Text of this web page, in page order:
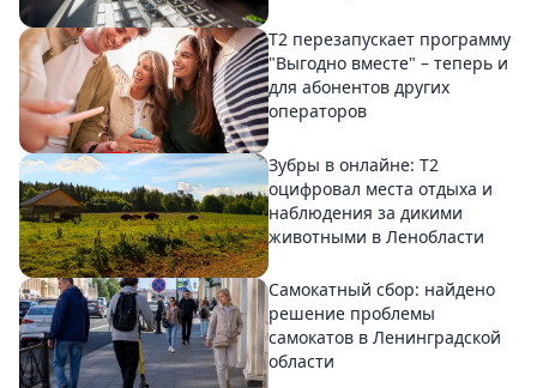
Т2 перезапускает программу
"Выгодно вместе" – теперь и
для абонентов других
операторов
Зубры в онлайне: Т2
оцифровал места отдыха и
наблюдения за дикими
животными в Ленобласти
Самокатный сбор: найдено
решение проблемы
самокатов в Ленинградской
области